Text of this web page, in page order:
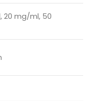
20 mg/ml, 50